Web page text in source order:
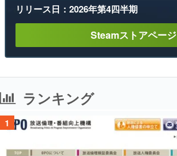
リリース日：2026年第4四半期
Steamストアページ
ランキング
1